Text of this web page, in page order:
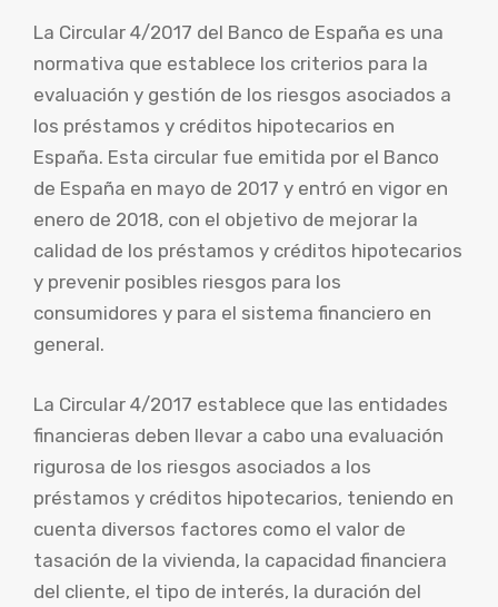
La Circular 4/2017 del Banco de España es una
normativa que establece los criterios para la
evaluación y gestión de los riesgos asociados a
los préstamos y créditos hipotecarios en
España. Esta circular fue emitida por el Banco
de España en mayo de 2017 y entró en vigor en
enero de 2018, con el objetivo de mejorar la
calidad de los préstamos y créditos hipotecarios
y prevenir posibles riesgos para los
consumidores y para el sistema financiero en
general.
La Circular 4/2017 establece que las entidades
financieras deben llevar a cabo una evaluación
rigurosa de los riesgos asociados a los
préstamos y créditos hipotecarios, teniendo en
cuenta diversos factores como el valor de
tasación de la vivienda, la capacidad financiera
del cliente, el tipo de interés, la duración del